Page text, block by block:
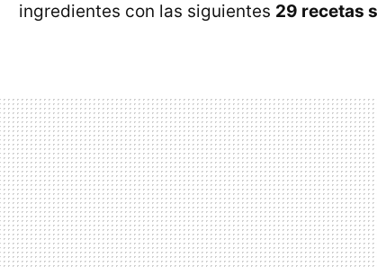
ingredientes con las siguientes 29 recetas